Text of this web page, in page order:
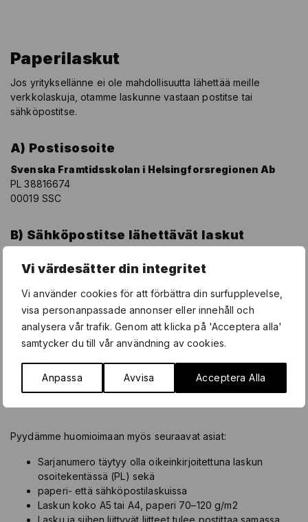
Vi värdesätter din integritet
Vi använder cookies för att förbättra din surfupplevelse,
visa personanpassade annonser eller innehåll och
analysera vår trafik. Genom att klicka på 'Acceptera alla'
samtycker du till vår användning av cookies.
Anpassa Avvisa Acceptera Alla
Paperilaskut
Jos yrityksellänne ei ole mahdollisuutta lähettää meille
verkkolaskuja, otamme laskunne vastaan postitse tai
sähköpostitse.
A) Postisosoite
Svenska Framtidsskolan i Helsingforsregionen Ab
PL 38816674
00019 SSC
B) Sähköpostitse lähettävät laskut
fi-mailinvoice@postnordscanning.com
Sähköpostitse lähetettävissä laskuissa
tulee olla osoitetiedot seuraavasti
Svenska Framtidsskolan i Helsingforsregionen Ab
PL 38816674
00019 SSC
Pyydämme huomioimaan myös seuraavat asiat:
Sarjanumero täytyy olla oikeinkirjoitettuna laskun
osoitekentässä (PL) sekä
paperi- että sähköpostilaskuissa
Laskun koko A5 tai A4, paperi 70–120 g/m2
Lasku ja siihen liittyvät liitteet tulee postittaa samassa